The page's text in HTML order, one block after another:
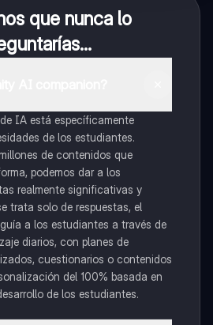
que nunca lo
IA está específicamente
de los estudiantes.
de contenidos que
podemos dar a los
realmente significativas y
trata solo de respuestas, el
a los estudiantes a través de
diarios, con planes de
cuestionarios o contenidos
del 100% basada en
de los estudiantes.